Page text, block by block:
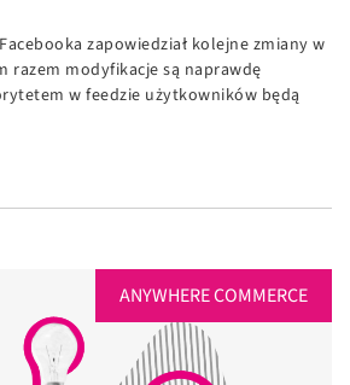
zapowiedział kolejne zmiany w
razem modyfikacje są naprawdę
w feedzie użytkowników będą
ANYWHERE COMMERCE